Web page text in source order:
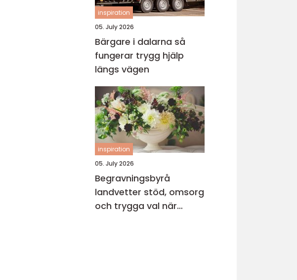
inspiration
05. July 2026
Bärgare i dalarna så
fungerar trygg hjälp
längs vägen
inspiration
05. July 2026
Begravningsbyrå
landvetter stöd, omsorg
och trygga val när